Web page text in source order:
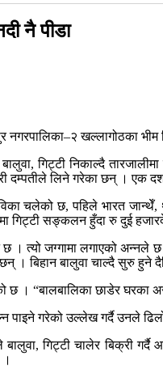
नै पीडा
नगरपालिका–२ खल्लागोठका
गिट्टी निकाल्दै
दम्पतीले लिने गरेका छन् । एक
चलेको छ, पहिले भारत
गिट्टी सङ्कलन हुँदा रु दुई
छ । त्यो जग्गामा लगाएको
। बिहान बालुवा चाल्दै सुरु
। “बालबालिका छाडेर घरका
पाइने गरेको उल्लेख गर्दै उनले
गिट्टी चालेर बिक्री